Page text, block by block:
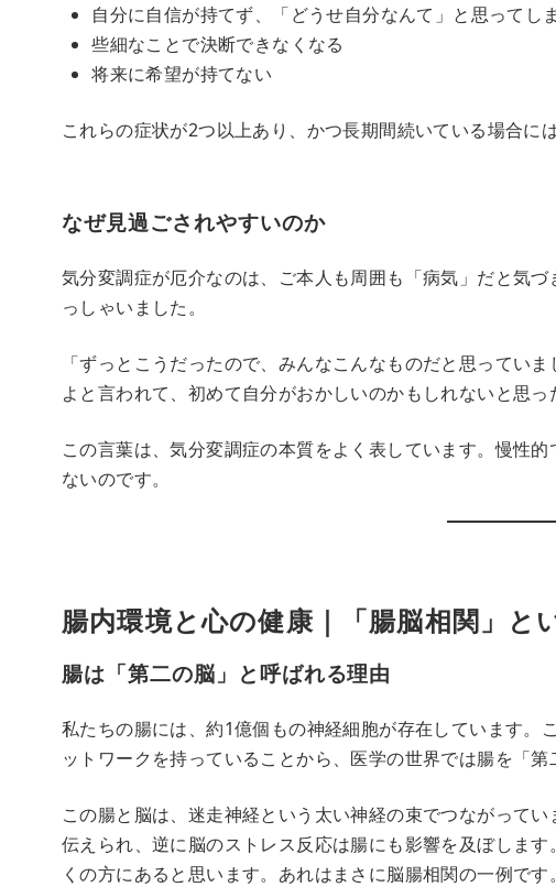
自分に自信が持てず、「どうせ自分なんて」と思ってし
些細なことで決断できなくなる
将来に希望が持てない
これらの症状が2つ以上あり、かつ長期間続いている場合に
なぜ見過ごされやすいのか
気分変調症が厄介なのは、ご本人も周囲も「病気」だと気
っしゃいました。
「ずっとこうだったので、みんなこんなものだと思ってい
よと言われて、初めて自分がおかしいのかもしれないと思っ
この言葉は、気分変調症の本質をよく表しています。慢性
ないのです。
腸内環境と心の健康｜「腸脳相関」と
腸は「第二の脳」と呼ばれる理由
私たちの腸には、約1億個もの神経細胞が存在しています。
ットワークを持っていることから、医学の世界では腸を「第
この腸と脳は、迷走神経という太い神経の束でつながって
伝えられ、逆に脳のストレス反応は腸にも影響を及ぼしま
くの方にあると思います。あれはまさに脳腸相関の一例です。